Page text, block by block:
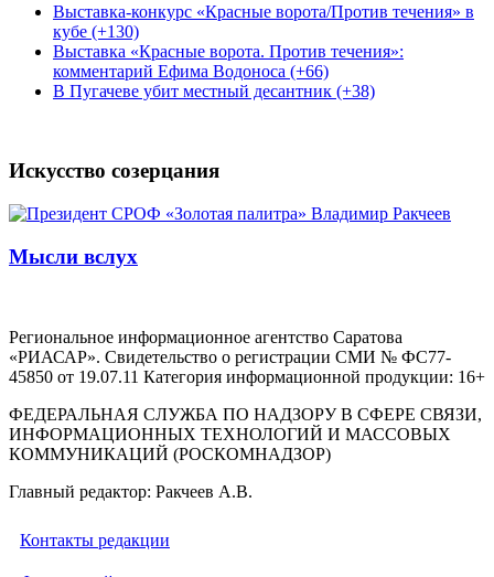
Выставка-конкурс «Красные ворота/Против течения» в
кубе (+130)
Выставка «Красные ворота. Против течения»:
комментарий Ефима Водоноса (+66)
В Пугачеве убит местный десантник (+38)
Искусство созерцания
Мысли вслух
Региональное информационное агентство Саратова
«РИАСАР». Свидетельство о регистрации СМИ № ФС77-
45850 от 19.07.11 Категория информационной продукции: 16+
ФЕДЕРАЛЬНАЯ СЛУЖБА ПО НАДЗОРУ В СФЕРЕ СВЯЗИ,
ИНФОРМАЦИОННЫХ ТЕХНОЛОГИЙ И МАССОВЫХ
КОММУНИКАЦИЙ (РОСКОМНАДЗОР)
Главный редактор: Ракчеев А.В.
Контакты редакции